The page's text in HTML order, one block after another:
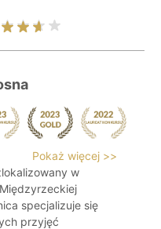
Pokaż więcej >>
w
specjalizuje się
przyjęć